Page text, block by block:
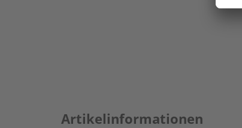
Artikelinformationen